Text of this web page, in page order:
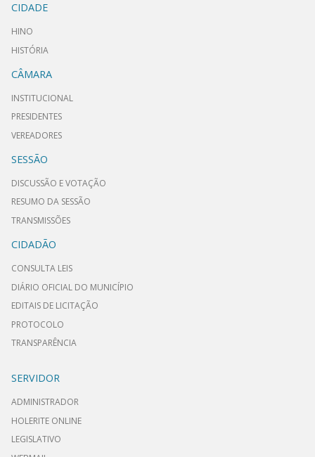
CIDADE
HINO
HISTÓRIA
CÂMARA
INSTITUCIONAL
PRESIDENTES
VEREADORES
SESSÃO
DISCUSSÃO E VOTAÇÃO
RESUMO DA SESSÃO
TRANSMISSÕES
CIDADÃO
CONSULTA LEIS
DIÁRIO OFICIAL DO MUNICÍPIO
EDITAIS DE LICITAÇÃO
PROTOCOLO
TRANSPARÊNCIA
SERVIDOR
ADMINISTRADOR
HOLERITE ONLINE
LEGISLATIVO